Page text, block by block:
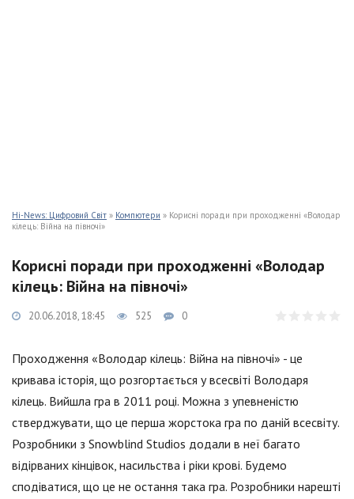
Hi-News: Цифровий Світ » Компютери » Корисні поради при проходженні «Володар
кілець: Війна на півночі»
Корисні поради при проходженні «Володар
кілець: Війна на півночі»
20.06.2018, 18:45 525 0
Проходження «Володар кілець: Війна на півночі» - це
кривава історія, що розгортається у всесвіті Володаря
кілець. Вийшла гра в 2011 році. Можна з упевненістю
стверджувати, що це перша жорстока гра по даній всесвіту.
Розробники з Snowblind Studios додали в неї багато
відірваних кінцівок, насильства і ріки крові. Будемо
сподіватися, що це не остання така гра. Розробники нарешті